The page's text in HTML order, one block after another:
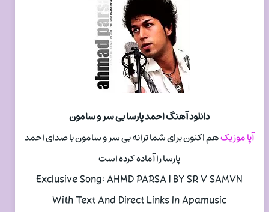
دانلود آهنگ احمد پارسا بی سر و سامون
آپا موزیکهم اکنون برای شما ترانه بی سر و سامون با صدای احمد
پارسا را آماده کرده است
Exclusive Song: AHMD PARSA | BY SR V SAMVN
With Text And Direct Links In Apamusic